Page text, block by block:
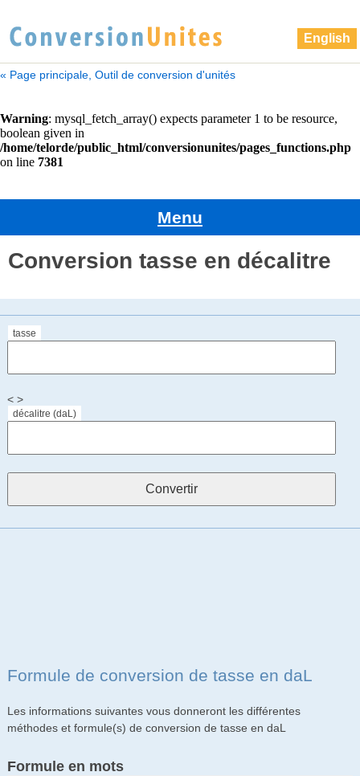
English
« Page principale, Outil de conversion d'unités
Menu
Conversion tasse en décalitre
tasse
< >
décalitre (daL)
Formule de conversion de tasse en daL
Les informations suivantes vous donneront les différentes
méthodes et formule(s) de conversion de tasse en daL
Formule en mots